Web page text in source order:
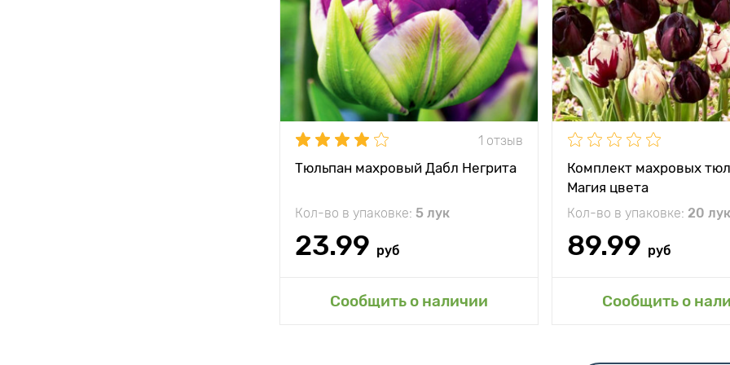
1 отзыв
Тюльпан махровый Дабл Негрита
Кол-во в упаковке: 5 лук
23.99 руб
Сообщить о наличии
Растояние между
растениями
10 - 15 см
Местоположение солнце, полутень
Морозостойкость минус 40°C
Глубина посадки 10 - 15 см
Добавить в мой сад
Комплект махровых
Магия цвета
Кол-во в упаковке: 20 лук
89.99 руб
Сообщить о
Высота растения
Растояние между
растениями
Местоположение
Морозостойкость
Добавить в мой